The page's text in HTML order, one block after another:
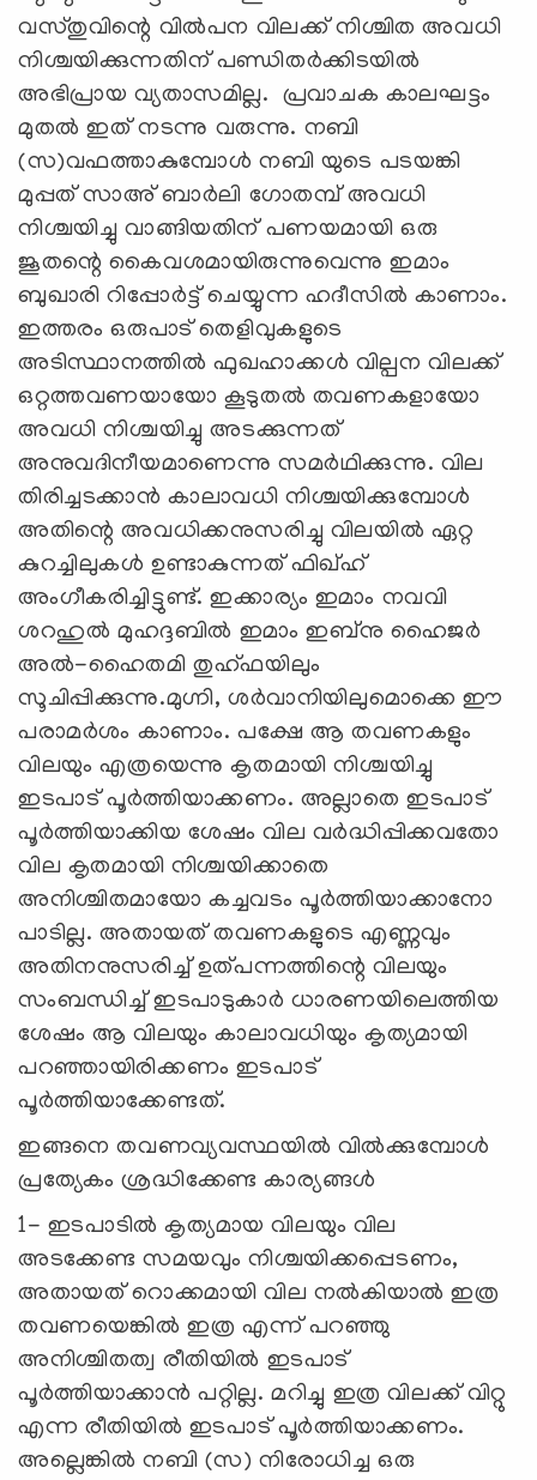
വസ്തുവിന്റെ വില്‍പന വിലക്ക് നിശ്ചിത അവധി
നിശ്ചയിക്കുന്നതിന് പണ്ഡിതര്‍ക്കിടയില്‍
അഭിപ്രായ വ്യതാസമില്ല. പ്രവാചക കാലഘട്ടം
മുതല്‍ ഇത് നടന്നു വരുന്നു. നബി
(സ)വഫത്താകുമ്പോള്‍ നബി യുടെ പടയങ്കി
മുപ്പത്‌ സാഅ് ബാര്‍ലി ഗോതമ്പ് അവധി
നിശ്ചയിച്ചു വാങ്ങിയതിന് പണയമായി ഒരു
ജൂതന്റെ കൈവശമായിരുന്നുവെന്നു ഇമാം
ബുഖാരി റിപ്പോര്‍ട്ട് ചെയ്യുന്ന ഹദീസില്‍ കാണാം.
ഇത്തരം ഒരുപാട് തെളിവുകളുടെ
അടിസ്ഥാനത്തില്‍ ഫുഖഹാക്കള്‍ വില്പന വിലക്ക്
ഒറ്റത്തവണയായോ കൂടുതല്‍ തവണകളായോ
അവധി നിശ്ചയിച്ചു അടക്കുന്നത്
അനുവദിനീയമാണെന്നു സമര്‍ഥിക്കുന്നു. വില
തിരിച്ചടക്കാന്‍ കാലാവധി നിശ്ചയിക്കുമ്പോള്‍
അതിന്റെ അവധിക്കനുസരിച്ചു വിലയില്‍ ഏറ്റ
കുറച്ചിലുകള്‍ ഉണ്ടാകുന്നത് ഫിഖ്ഹ്
അംഗീകരിച്ചിട്ടുണ്ട്. ഇക്കാര്യം ഇമാം നവവി
ശറഹുല്‍ മുഹദ്ദബില്‍ ഇമാം ഇബ്നു ഹൈജര്‍
അല്‍-ഹൈതമി തുഹ്ഫയിലും
സൂചിപ്പിക്കുന്നു.മുഗ്നി, ശര്‍വാനിയിലുമൊക്കെ ഈ
പരാമര്‍ശം കാണാം. പക്ഷേ ആ തവണകളും
വിലയും എത്രയെന്നു കൃതമായി നിശ്ചയിച്ചു
ഇടപാട് പൂര്‍ത്തിയാക്കണം. അല്ലാതെ ഇടപാട്
പൂര്‍ത്തിയാക്കിയ ശേഷം വില വര്‍ദ്ധിപ്പിക്കവതോ
വില കൃതമായി നിശ്ചയിക്കാതെ
അനിശ്ചിതമായോ കച്ചവടം പൂര്‍ത്തിയാക്കാനോ
പാടില്ല. അതായത് തവണകളുടെ എണ്ണവും
അതിനനുസരിച്ച് ഉത്പന്നത്തിന്റെ വിലയും
സംബന്ധിച്ച് ഇടപാടുകാര്‍ ധാരണയിലെത്തിയ
ശേഷം ആ വിലയും കാലാവധിയും കൃത്യമായി
പറഞ്ഞായിരിക്കണം ഇടപാട്
പൂര്‍ത്തിയാക്കേണ്ടത്.
ഇങ്ങനെ തവണവ്യവസ്ഥയില്‍ വില്‍ക്കുമ്പോള്‍
പ്രത്യേകം ശ്രദ്ധിക്കേണ്ട കാര്യങ്ങള്‍
1- ഇടപാടില്‍ കൃത്യമായ വിലയും വില
അടക്കേണ്ട സമയവും നിശ്ചയിക്കപ്പെടണം,
അതായത്‌ റൊക്കമായി വില നല്‍കിയാല്‍ ഇത്ര
തവണയെങ്കില്‍ ഇത്ര എന്ന് പറഞ്ഞു
അനിശ്ചിതത്വ രീതിയില്‍ ഇടപാട്
പൂര്‍ത്തിയാക്കാന്‍ പറ്റില്ല. മറിച്ചു ഇത്ര വിലക്ക് വിറ്റു
എന്ന രീതിയില്‍ ഇടപാട് പൂര്‍ത്തിയാക്കണം.
അല്ലെങ്കില്‍ നബി (സ) നിരോധിച്ച ഒരു